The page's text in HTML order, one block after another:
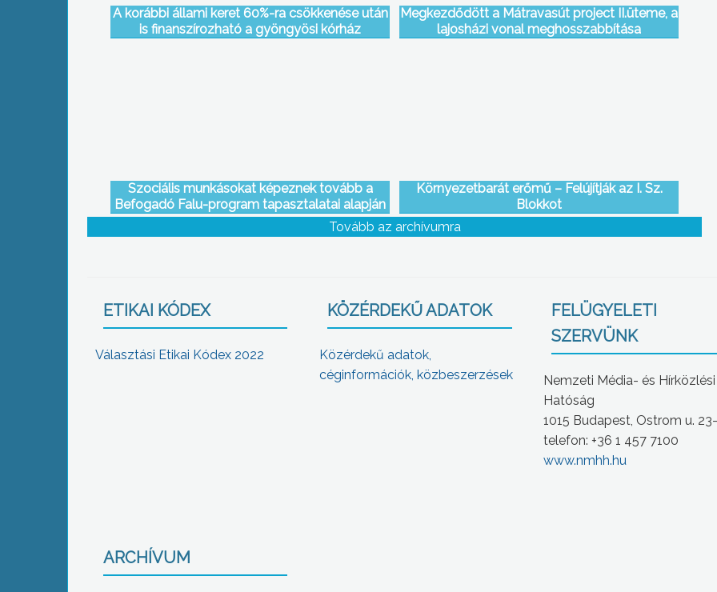
A korábbi állami keret 60%-ra csökkenése után
is finanszírozható a gyöngyösi kórház
Megkezdődött a Mátravasút project II.üteme, a
lajosházi vonal meghosszabbítása
Szociális munkásokat képeznek tovább a
Befogadó Falu-program tapasztalatai alapján
Tarnabodon
Környezetbarát erőmű – Felújítják az I. Sz.
Blokkot
Tovább az archívumra
ETIKAI KÓDEX
Választási Etikai Kódex 2022
KÖZÉRDEKŰ ADATOK
Közérdekű adatok,
céginformációk, közbeszerzések
FELÜGYELETI
SZERVÜNK
Nemzeti Média- és Hírközlési
Hatóság
1015 Budapest, Ostrom u.
telefon: +36 1 457 7100
www.nmhh.hu
ARCHÍVUM